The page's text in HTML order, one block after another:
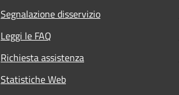
Segnalazione disservizio
Leggi le FAQ
Richiesta assistenza
Statistiche Web